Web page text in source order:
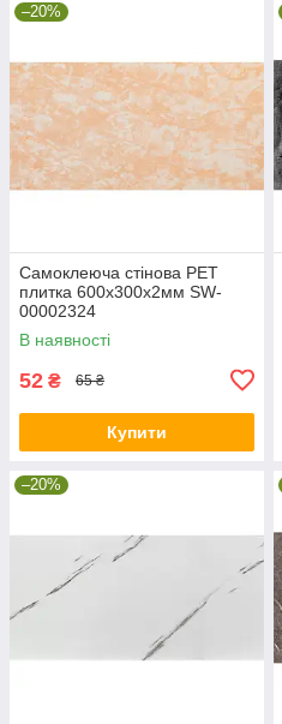
–20%
Самоклеюча стінова PET
плитка 600х300х2мм SW-
00002324
В наявності
52 ₴ 65 ₴
Купити
–20%